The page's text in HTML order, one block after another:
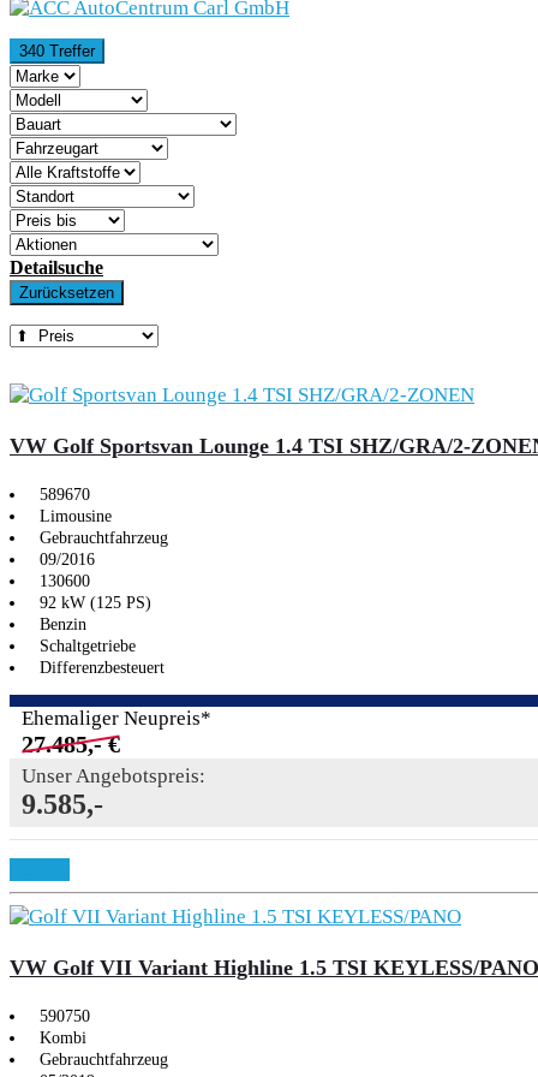
KARRIERE
KUNDEN
WERBEN
KUNDEN
340 Treffer
Detailsuche
Zurücksetzen
VW Golf Sportsvan Lounge 1.4 TSI SHZ/GRA/2-
589670
Limousine
Gebrauchtfahrzeug
09/2016
130600
92 kW (125 PS)
Benzin
Schaltgetriebe
Differenzbesteuert
Ehemaliger Neupreis*
27.485,- €
Unser Angebotspreis:
9.585,-
VW Golf VII Variant Highline 1.5 TSI KEYLESS/PANO
590750
Kombi
Gebrauchtfahrzeug